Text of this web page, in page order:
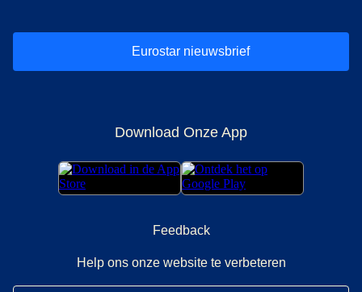
Eurostar nieuwsbrief
Download Onze App
Feedback
Help ons onze website te verbeteren